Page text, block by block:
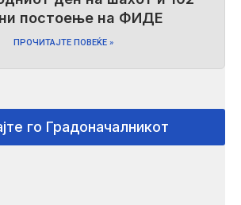
постоење на ФИДЕ
ПРОЧИТАЈТЕ ПОВЕЌЕ »
го Градоначалникот